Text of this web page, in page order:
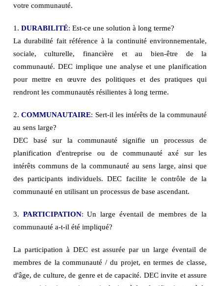
votre communauté.
1. DURABILITÉ: Est-ce une solution à long terme?
La durabilité fait référence à la continuité environnementale,
sociale, culturelle, financière et au bien-être de la
communauté. DEC implique une analyse et une planification
pour mettre en œuvre des politiques et des pratiques qui
rendront les communautés résilientes à long terme.
2.COMMUNAUTAIRE: Sert-il les intérêts de la communauté
au sens large?
DEC basé sur la communauté signifie un processus de
planification d'entreprise ou de communauté axé sur les
intérêts communs de la communauté au sens large, ainsi que
des participants individuels. DEC facilite le contrôle de la
communauté en utilisant un processus de base ascendant.
3. PARTICIPATION: Un large éventail de membres de la
communauté a-t-il été impliqué?
La participation à DEC est assurée par un large éventail de
membres de la communauté / du projet, en termes de classe,
d'âge, de culture, de genre et de capacité. DEC invite et assure